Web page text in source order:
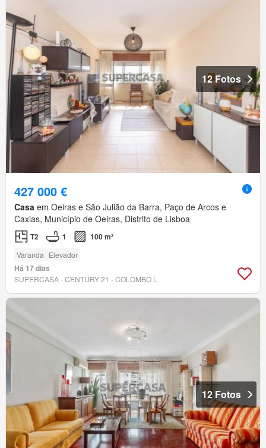
12 Fotos
427 000 €
Casa em Oeiras e São Julião da Barra, Paço de Arcos e
Caxias, Município de Oeiras, Distrito de Lisboa
T2 1 100 m²
Varanda Elevador
Há 17 dias
SUPERCASA - CENTURY 21 - COLOMBO L
12 Fotos